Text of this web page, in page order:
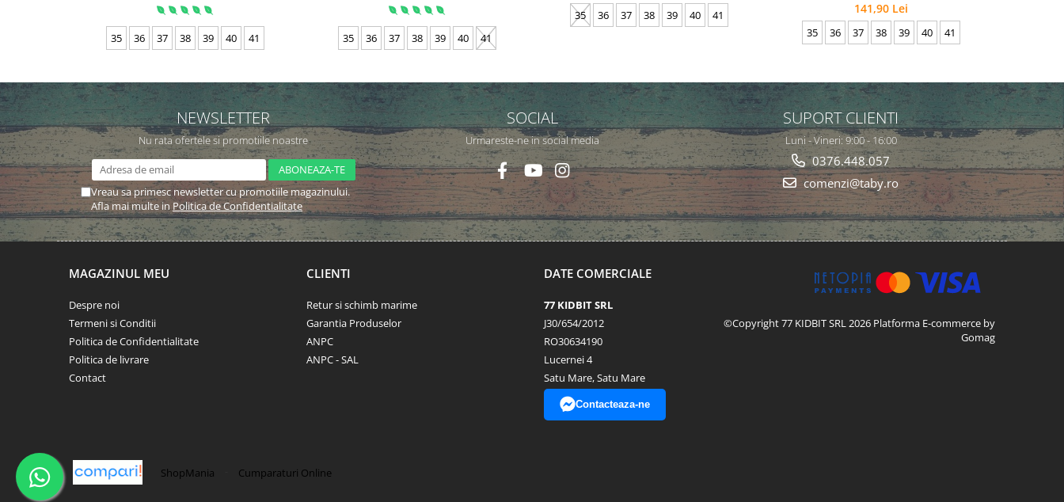
35 36 37 38 39 40 41 35 36 37 38 39 40 41
35 36 37 38 39 40 41
141,90 Lei
35 36 37 38 39 40 41
NEWSLETTER
Nu rata ofertele si promotiile noastre
Vreau sa primesc newsletter cu promotiile magazinului.
Afla mai multe in Politica de Confidentialitate
SOCIAL
Urmareste-ne in social media
SUPORT CLIENTI
Luni - Vineri: 9:00 - 16:00
0376.448.057
comenzi@taby.ro
MAGAZINUL MEU
Despre noi
Termeni si Conditii
Politica de Confidentialitate
Politica de livrare
Contact
CLIENTI
Retur si schimb marime
Garantia Produselor
ANPC
ANPC - SAL
DATE COMERCIALE
77 KIDBIT SRL
J30/654/2012
RO30634190
Lucernei 4
Satu Mare, Satu Mare
Contacteaza-ne
©Copyright 77 KIDBIT SRL 2026 Platforma E-commerce by
Gomag
ShopMania Cumparaturi Online